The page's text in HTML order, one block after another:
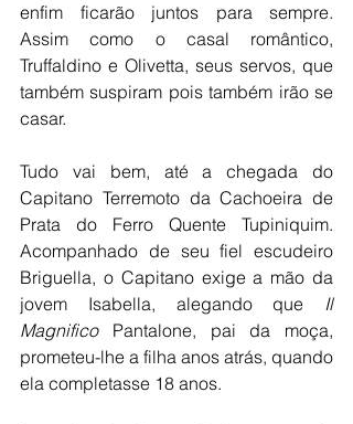
enfim ficarão juntos para sempre.
Assim como o casal romântico,
Truffaldino e Olivetta, seus servos, que
também suspiram pois também irão se
casar.
Tudo vai bem, até a chegada do
Capitano Terremoto da Cachoeira de
Prata do Ferro Quente Tupiniquim.
Acompanhado de seu fiel escudeiro
Briguella, o Capitano exige a mão da
jovem Isabella, alegando que Il
Magnifico Pantalone, pai da moça,
prometeu-lhe a filha anos atrás, quando
ela completasse 18 anos.